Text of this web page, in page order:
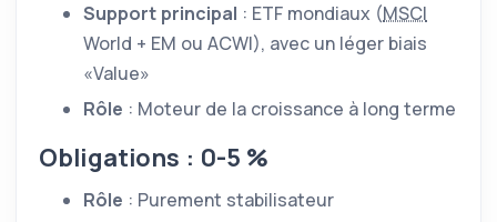
Support principal : ETF mondiaux (MSCI
World + EM ou ACWI), avec un léger biais
Value
Rôle : Moteur de la croissance à long terme
Obligations : 0-5 %
Rôle : Purement stabilisateur